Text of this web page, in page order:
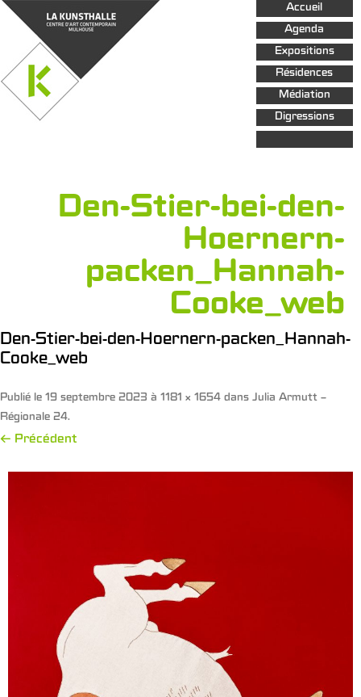
Aller au
contenu
principal
Accueil
Agenda
Expositions
Résidences
Médiation
Digressions
Den-Stier-bei-den-
Hoernern-
packen_Hannah-
Cooke_web
Den-Stier-bei-den-Hoernern-packen_Hannah-
Cooke_web
Publié le 19 septembre 2023 à 1181 × 1654 dans Julia Armutt –
Régionale 24.
← Précédent